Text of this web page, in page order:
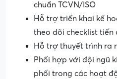
chuẩn TCVN/ISO
Hỗ trợ triển khai kế
theo dõi checklist tiến
Hỗ trợ thuyết trình ra
Phối hợp với đội ngũ
phối trong các hoạt